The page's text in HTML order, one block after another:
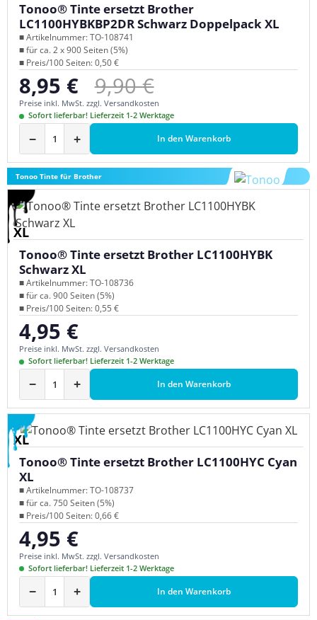
Tonoo® Tinte ersetzt Brother
LC1100HYBKBP2DR Schwarz Doppelpack XL
■ Artikelnummer: TO-108741
■ für ca. 2 x 900 Seiten (5%)
■ Preis/100 Seiten: 0,50 €
Verkaufspreis:
8,95 € Regulärer Preis:
9,90 €
Preise inkl. MwSt. zzgl. Versandkosten
Sofort lieferbar! Lieferzeit 1-2 Werktage
− + In den Warenkorb
Tonoo Tinte für Brother
XL
Tonoo® Tinte ersetzt Brother LC1100HYBK
Schwarz XL
■ Artikelnummer: TO-108736
■ für ca. 900 Seiten (5%)
■ Preis/100 Seiten: 0,55 €
Regulärer Preis:
4,95 €
Preise inkl. MwSt. zzgl. Versandkosten
Sofort lieferbar! Lieferzeit 1-2 Werktage
− + In den Warenkorb
XL
Tonoo® Tinte ersetzt Brother LC1100HYC Cyan
XL
■ Artikelnummer: TO-108737
■ für ca. 750 Seiten (5%)
■ Preis/100 Seiten: 0,66 €
Regulärer Preis:
4,95 €
Preise inkl. MwSt. zzgl. Versandkosten
Sofort lieferbar! Lieferzeit 1-2 Werktage
− + In den Warenkorb